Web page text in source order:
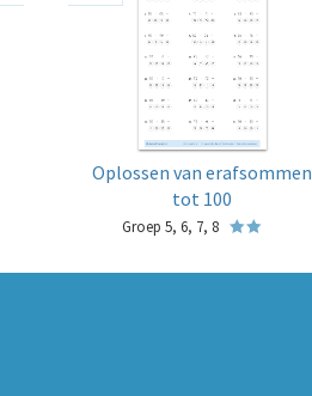
Oplossen van erafsommen
tot 100
Groep 5, 6, 7, 8